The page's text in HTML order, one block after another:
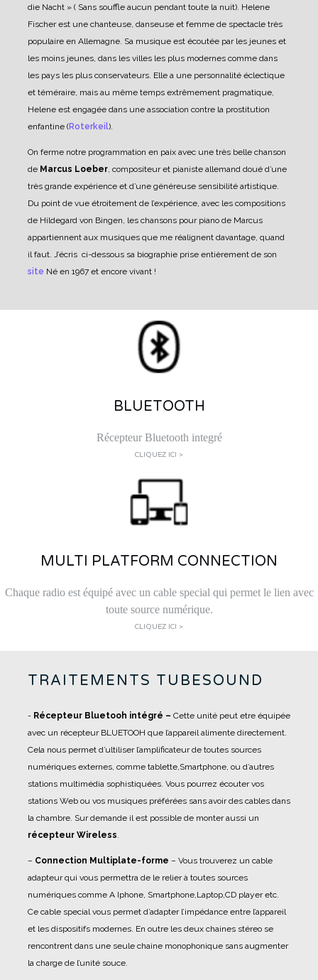
die Nacht » ( Sans souffle aucun pendant toute la nuit). Helene
Fischer est une chanteuse, danseuse et femme de spectacle très
populaire en Allemagne. Sa musique est écoutée par les jeunes et
les moins jeunes, dans les villes les plus modernes comme dans
les pays les plus conservateurs. Elle a une personnalité éclectique
et téméraire, mais au même temps extrêmement pragmatique,
Helene est engagée dans une association contre la prostitution
enfantine (Roterkeil).
On ferme notre programmation en paix avec une très belle chanson
de Marcus Loeber, compositeur et pianiste allemand doué d’une
très grande expérience et d’une généreuse sensibilité artistique.
Du point de vue étroitement de l’expérience, avec les compositions
de Hildegard von Bingen, les chansons pour piano de Marcus
appartiennent aux musiques que me réalignent davantage, quand
il faut. J’écris ci-dessous sa biographie prise entièrement de son
site Né en 1967 et encore vivant !
BLUETOOTH
Récepteur Bluetooth integré
CLIQUEZ ICI >
MULTI PLATFORM CONNECTION
Chaque radio est équipé avec un cable special qui permet le lien avec
toute source numérique.
CLIQUEZ ICI >
TRAITEMENTS TUBESOUND
- Récepteur Bluetooh intégré – Cette unité peut etre équipée
avec un récepteur BLUETOOH que l’appareil alimente directement.
Cela nous permet d’ultiliser l’amplificateur de toutes sources
numériques externes, comme tablette,Smartphone, ou d’autres
stations multimédia sophistiquées. Vous pourrez écouter vos
stations Web ou vos musiques préférées sans avoir des cables dans
la chambre. Sur demande il est possible de monter aussi un
récepteur Wireless.
– Connection Multiplate-forme – Vous trouverez un cable
adapteur qui vous permettra de le relier à toutes sources
numériques comme A Iphone, Smartphone,Laptop,CD player etc.
Ce cable special vous permet d’adapter l’impédance entre l’appareil
et les dispositifs modernes. En outre les deux chaines stéreo se
rencontrent dans une seule chaine monophonique sans augmenter
la charge de l’unité souce.